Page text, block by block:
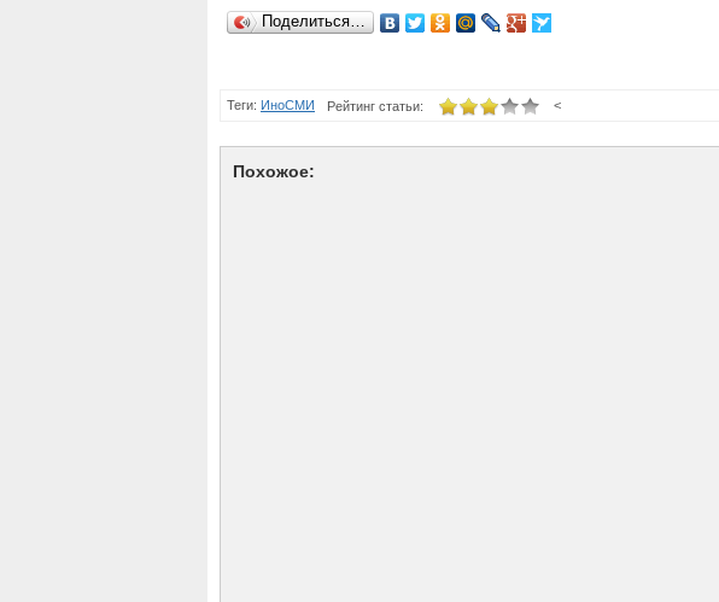
Поделиться…
Теги: ИноСМИ <
Рейтинг статьи:
Похожое: